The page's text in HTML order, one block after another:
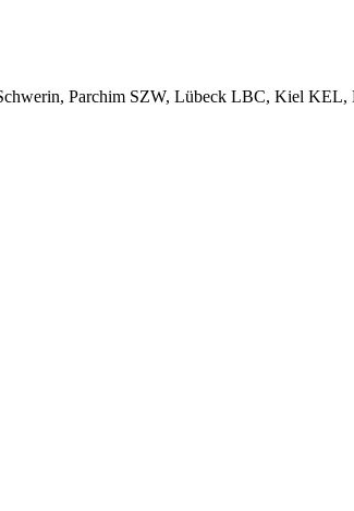
Parchim SZW, Lübeck LBC, Kiel KEL,